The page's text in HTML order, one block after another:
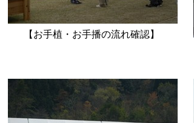
【お手植・お手播の流れ確認】